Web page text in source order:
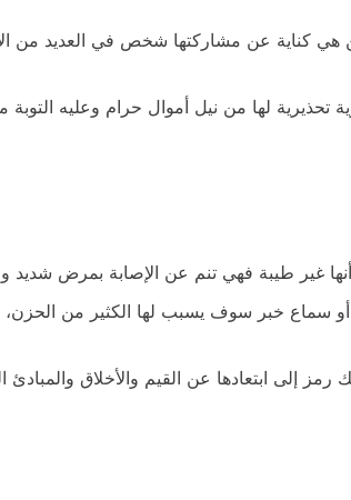
عن مشاركتها شخص في العديد من
لها من نيل أموال حرام وعليه التوبة
غير طيبة فهي تنم عن الإصابة بمرض شديد
سماع خبر سوف يسبب لها الكثير من
ابتعادها عن القيم والأخلاق والمبادئ